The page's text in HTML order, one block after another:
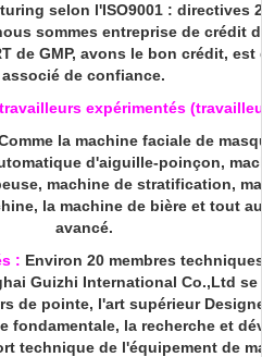
selon l'ISO9001 : directives
sommes entreprise de crédit
de GMP, avons le bon crédit,
associé de confiance.
expérimentés
la machine faciale de
d'aiguille-poinçon,
machine de stratification,
la machine de bière et tout
avancé.
: Environ 20 membres
Guizhi International Co.,Ltd
de pointe, l'art supérieur
fondamentale, la recherche et
technique de l'équipement de